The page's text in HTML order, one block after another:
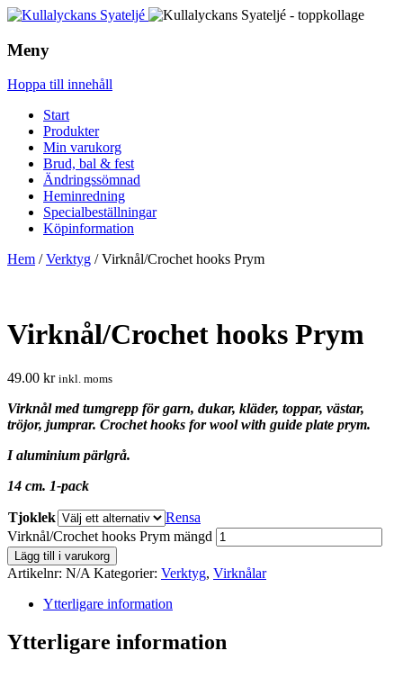
Meny
Hoppa till innehåll
Start
Produkter
Min varukorg
Brud, bal & fest
Ändringssömnad
Heminredning
Specialbeställningar
Köpinformation
Hem /Verktyg / Virknål/Crochet hooks Prym
Virknål/Crochet hooks Prym
49.00 kr inkl. moms
Virknål med tumgrepp för garn, dukar, kläder, toppar, västar,
tröjor, jumprar. Crochet hooks for wool with guide plate prym.
I aluminium pärlgrå.
14 cm. 1-pack
Tjoklek
Rensa
Virknål/Crochet hooks Prym mängd
Lägg till i varukorg
Artikelnr: N/A Kategorier: Verktyg, Virknålar
Ytterligare information
Ytterligare information